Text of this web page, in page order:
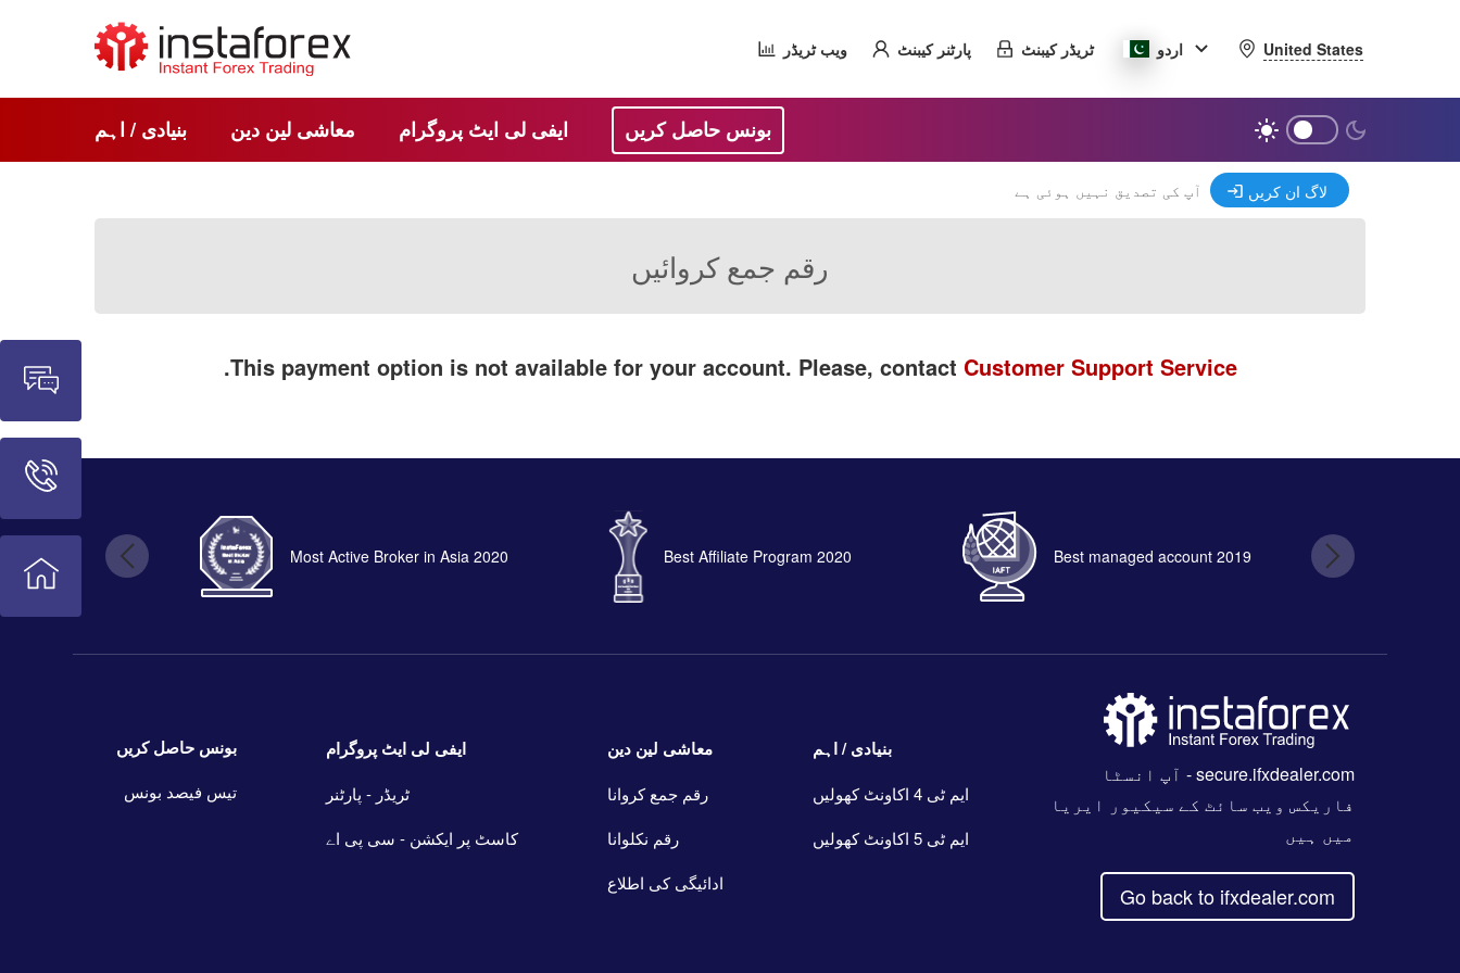
ویب ٹریڈر پارٹنر کیبنٹ ٹریڈر کیبنٹ اردو United States
بنیادی / اہم معاشی لین دین ایفی لی ایٹ پروگرام بونس حاصل کریں
آپ کی تصدیق نہیں ہوئی ہے لاگ ان کریں
رقم جمع کروائیں
This payment option is not available for your account. Please, contact Customer Support Service
.
Most Active Broker in Asia 2020 Best Affiliate Program 2020 Best managed account 2019
secure.ifxdealer.com- آپ انسٹا
فاریکس ویب سائٹ کے سیکیور ایریا
میں ہیں
Go back to ifxdealer.com
بنیادی / اہم
ایم ٹی 4 اکاونٹ کھولیں
ایم ٹی 5 اکاونٹ کھولیں
معاشی لین دین
رقم جمع کروانا
رقم نکلوانا
ادائیگی کی اطلاع
ایفی لی ایٹ پروگرام
ٹریڈر - پارٹنر
کاسٹ پر ایکشن - سی پی اے
بونس حاصل کریں
تیس فیصد بونس